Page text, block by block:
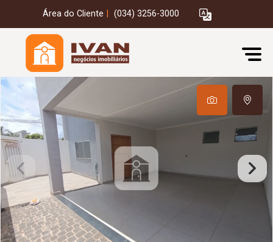
Área do Cliente (034) 3256-3000